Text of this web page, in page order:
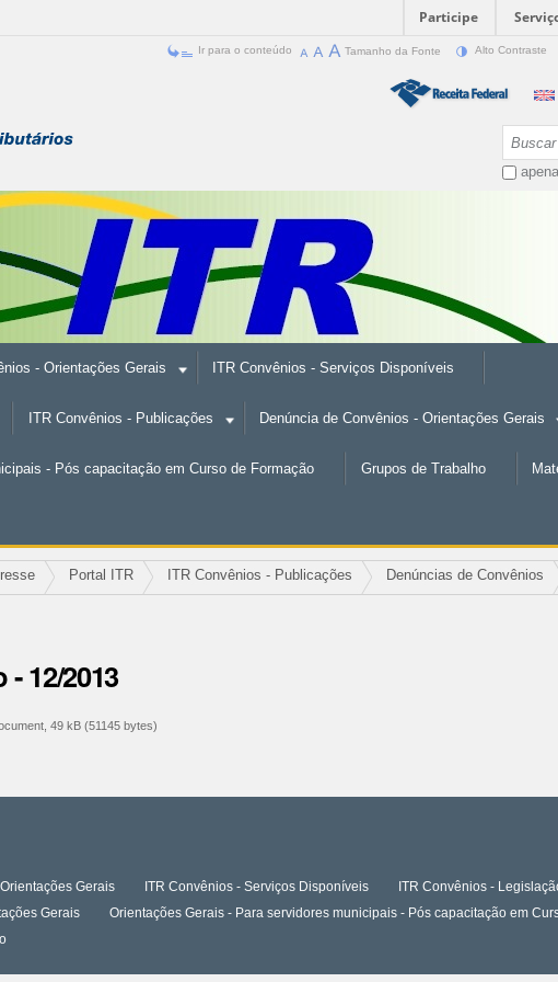
Participe
Ir para o conteúdo Tamanho da Fonte Alto Contraste
- Orientações Gerais ITR Convênios - Serviços Disponíveis
ITR Convênios - Publicações Denúncia de Convênios - Orientações Gerais
- Pós capacitação em Curso de Formação Grupos de Trabalho
Portal ITR ITR Convênios - Publicações Denúncias de Convênios
12/2013
49 kB (51145 bytes)
Gerais ITR Convênios - Serviços Disponíveis ITR Convênios -
Gerais Orientações Gerais - Para servidores municipais - Pós capacitação em